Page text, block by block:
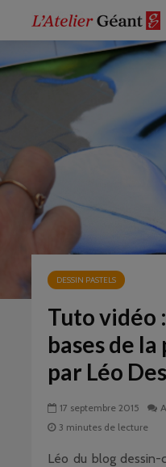
DESSIN PASTELS
Tuto vidéo
bases de
par Léo
17 septembre 2015
3 minutes de lecture
Léo du blog dessin-